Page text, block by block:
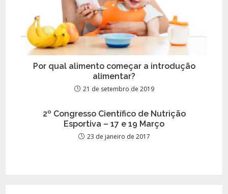
Por qual alimento começar a introdução
alimentar?
21 de setembro de 2019
2º Congresso Científico de Nutrição
Esportiva – 17 e 19 Março
23 de janeiro de 2017